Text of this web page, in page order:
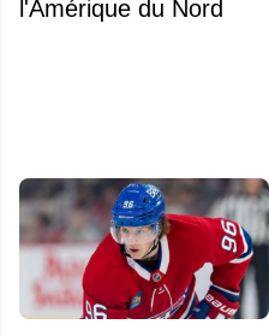
l'Amérique du Nord